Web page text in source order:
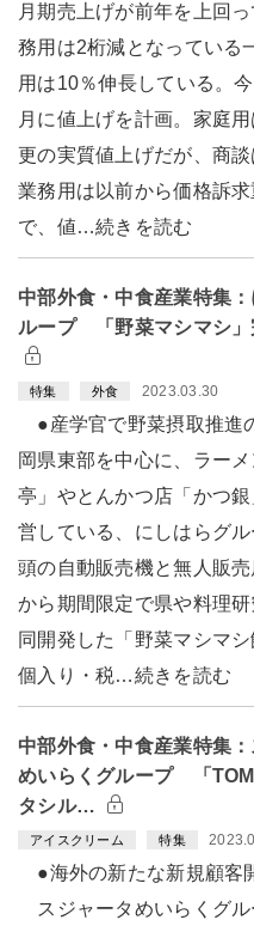
月期売上げが前年を上回
務用は2桁減となっている
用は10％伸長している。
月に値上げを計画。家庭
更の実質値上げだが、商談
業務用は以前から価格訴求
で、値…続きを読む
中部外食・中食産業特集
ループ 「野菜マシマシ」
特集 外食 2023.03.30
●産学官で野菜摂取推
岡県東部を中心に、ラー
亭」やとんかつ店「かつ
営している、にしはらグ
頭の自動販売機と無人販売
から期間限定で県や料理
同開発した「野菜マシマ
個入り・税…続きを読む
中部外食・中食産業特集
めいらくグループ 「
タシル…
アイスクリーム 特集
●海外の新たな新規顧客
スジャータめいらくグル